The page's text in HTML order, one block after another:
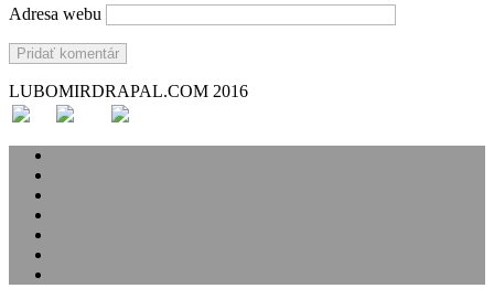
Adresa webu
LUBOMIRDRAPAL.COM 2016